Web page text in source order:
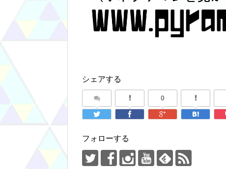
シェアする
0
フォローする